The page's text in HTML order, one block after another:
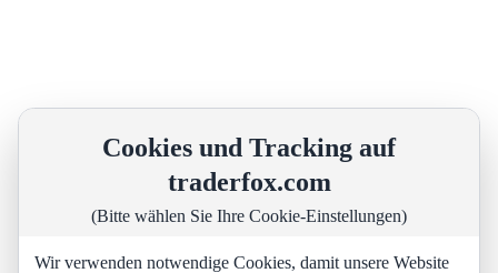
Cookies und Tracking auf
traderfox.com
(Bitte wählen Sie Ihre Cookie-Einstellungen)
Wir verwenden notwendige Cookies, damit unsere Website